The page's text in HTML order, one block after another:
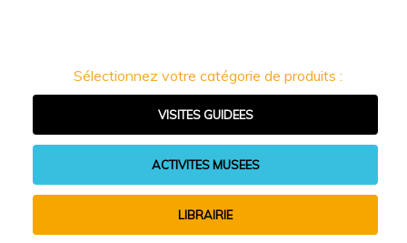
Sélectionnez votre catégorie de produits :
VISITES GUIDEES
ACTIVITES MUSEES
LIBRAIRIE